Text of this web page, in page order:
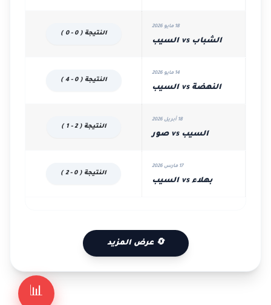
📊
18 مايو 2026
الشباب vs السيب
النتيجة ( 0 - 0 )
14 مايو 2026
النهضة vs السيب
النتيجة ( 0 - 4 )
18 أبريل 2026
السيب vs صور
النتيجة ( 2 - 1 )
17 مارس 2026
بهلاء vs السيب
النتيجة ( 0 - 2 )
🔄 عرض المزيد